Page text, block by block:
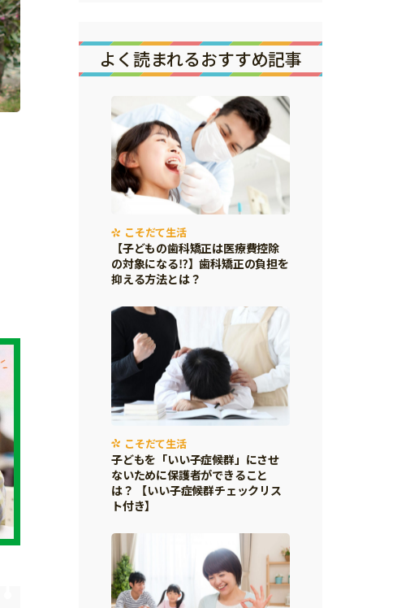
よく読まれるおすすめ記事
こそだて生活
【子どもの歯科矯正は医療費控除
の対象になる⁉】歯科矯正の負担を
抑える方法とは？
こそだて生活
子どもを「いい子症候群」にさせ
ないために保護者ができること
は？ 【いい子症候群チェックリス
ト付き】